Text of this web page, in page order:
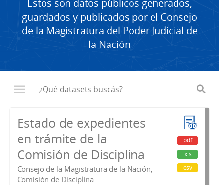
Estos son datos públicos generados,
guardados y publicados por el Consejo
de la Magistratura del Poder Judicial de
la Nación
Estado de expedientes
en trámite de la
Comisión de Disciplina
Consejo de la Magistratura de la Nación,
Comisión de Disciplina
pdf
xls
csv